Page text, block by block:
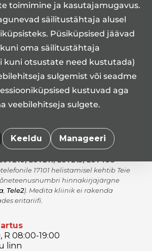
toimimine ja kasutajamugavus.
säilitustähtaja alusel
Püsiküpsised jäävad
kuni oma säilitustähtaja
kuni otsustate need kustutada)
sulgemist või seadme
kustuvad aga
veebilehitseja sulgete.
Keeldu Manageeri
R 08:00-19:00
linn
nr L05340, L05341, L05342,
L07211, L07215, L07468
17101 helistamisel kehtib Teie
hinnakirjajärgne
Tele2) . Medita kliinik ei rakenda
eritariifi.